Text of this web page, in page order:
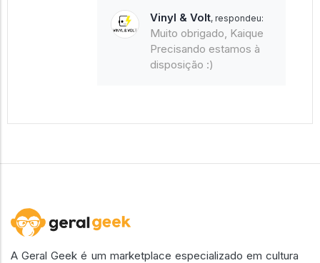
Vinyl & Volt, respondeu:
Muito obrigado, Kaique
Precisando estamos à
disposição :)
A Geral Geek é um marketplace especializado em cultura